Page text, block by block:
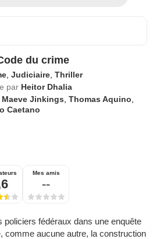
du crime
,Judiciaire ,Thriller
par Heitor Dhalia
Maeve Jinkings ,Thomas Aquino
Caetano
Mes amis
--
policiers fédéraux dans une enquête
comme aucune autre, la construction